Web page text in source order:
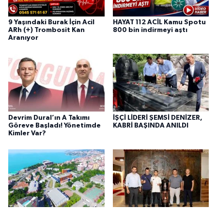
9 Yaşındaki Burak İçin Acil
ARh (+) Trombosit Kan
Aranıyor
HAYAT 112 ACİL Kamu Spotu
800 bin indirmeyi aştı
Devrim Dural’ın A Takımı
Göreve Başladı! Yönetimde
Kimler Var?
İŞÇİ LİDERİ ŞEMSİ DENİZER,
KABRİ BAŞINDA ANILDI